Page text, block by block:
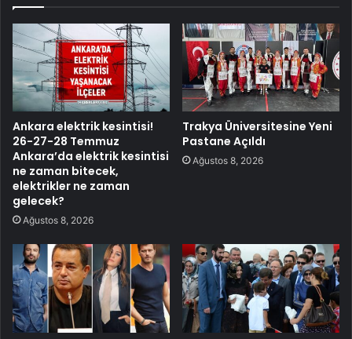
Ankara elektrik kesintisi!
26-27-28 Temmuz
Ankara’da elektrik kesintisi
ne zaman bitecek,
elektrikler ne zaman
gelecek?
Ağustos 8, 2026
Trakya Üniversitesine Yeni
Pastane Açıldı
Ağustos 8, 2026